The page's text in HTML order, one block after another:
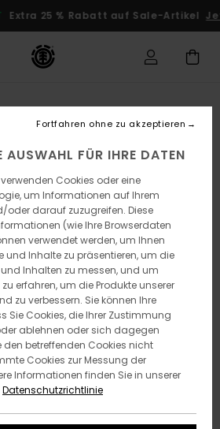
Extra 25 % Rabatt auf Sale-Artikel
AUSWAHL FÜR IHRE DATEN
Cookies oder eine
um Informationen auf Ihrem
oder darauf zuzugreifen. Diese
(wie Ihre Browserdaten
verwendet werden, um Ihnen
und Inhalte zu präsentieren, um die
Inhalten zu messen, und um
erfahren, um die Produkte unserer
zu verbessern. Sie können Ihre
Sie Cookies, die Ihrer Zustimmung
ablehnen oder sich dagegen
den betreffenden Cookies nicht
Cookies zur Messung der
Informationen finden Sie in unserer
Datenschutzrichtlinie
Fortfahren ohne zu akzeptieren